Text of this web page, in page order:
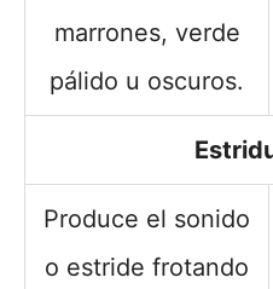
marrones, verde
pálido u oscuros.
Produce el sonido
o estride frotando